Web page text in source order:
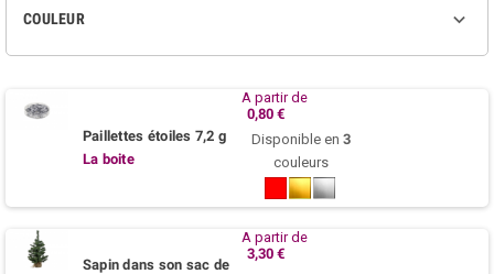
COULEUR 
Paillettes étoiles 7,2 g
La boite
A partir de
0,80 €
Disponible en 3
couleurs
Rouge
Or Argent
Sapin dans son sac de
A partir de
3,30 €